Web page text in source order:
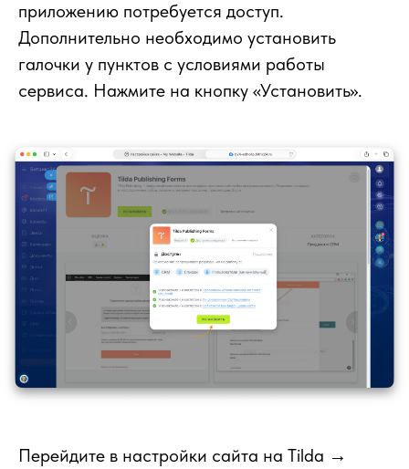
приложению потребуется доступ.
Дополнительно необходимо установить
галочки у пунктов с условиями работы
сервиса. Нажмите на кнопку «Установить».
Перейдите в настройки сайта на Tilda →